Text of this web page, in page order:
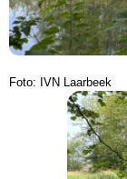
Foto: IVN Laarbeek